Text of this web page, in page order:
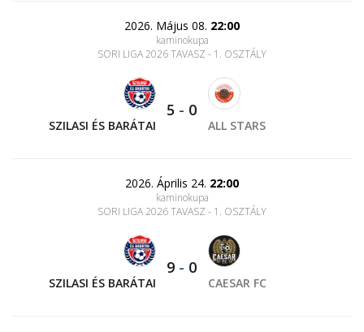
2026. Május 08. 22:00
kaminokupa
SORI LIGA 2026 TAVASZ - 1. OSZTÁLY
SZILASI ÉS BARÁTAI
5 - 0
ALL STARS
2026. Április 24. 22:00
kaminokupa
SORI LIGA 2026 TAVASZ - 1. OSZTÁLY
SZILASI ÉS BARÁTAI
9 - 0
CAESAR FC